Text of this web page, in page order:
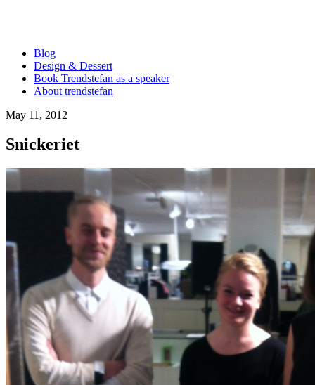
Blog
Design & Dessert
Book Trendstefan as a speaker
About trendstefan
May 11, 2012
Snickeriet